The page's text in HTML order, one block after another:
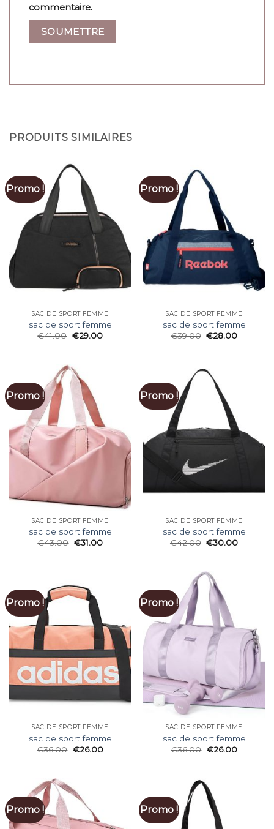
commentaire.
PRODUITS SIMILAIRES
Promo !
SAC DE SPORT FEMME
sac de sport femme
€41.00 €29.00
Promo !
SAC DE SPORT FEMME
sac de sport femme
€39.00 €28.00
Promo !
SAC DE SPORT FEMME
sac de sport femme
€43.00 €31.00
Promo !
SAC DE SPORT FEMME
sac de sport femme
€42.00 €30.00
Promo !
SAC DE SPORT FEMME
sac de sport femme
€36.00 €26.00
Promo !
SAC DE SPORT FEMME
sac de sport femme
€36.00 €26.00
Promo ! Promo !